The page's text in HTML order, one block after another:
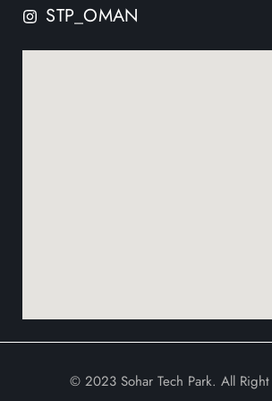
STP_OMAN
© 2023 Sohar Tech Park. All Right